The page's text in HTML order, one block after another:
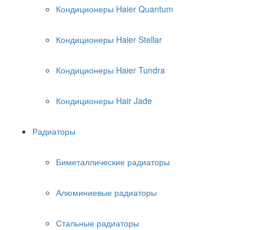
Кондиционеры Haier Quantum
Кондиционеры Haier Stellar
Кондиционеры Haier Tundra
Кондиционеры Hair Jade
Радиаторы
Биметаллические радиаторы
Алюминиевые радиаторы
Стальные радиаторы